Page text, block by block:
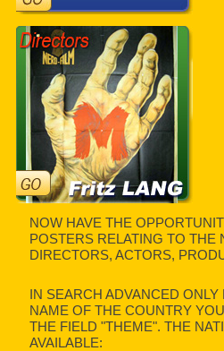
NOW HAVE THE
POSTERS RELATING TO THE
DIRECTORS, ACTORS,
IN SEARCH ADVANCED
NAME OF THE COUNTRY
THE FIELD "THEME". THE
AVAILABLE: